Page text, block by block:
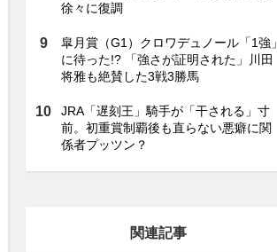
徐々に復調
皐月賞（G1）クロワデュノール「1強」
に待った!? 「強さが証明された」川田
将雅も絶賛した3戦3勝馬
JRA「遅刻王」騎手が「干される」寸
前。初重賞制覇後も直らない悪癖に関
係者プッツン？
関連記事